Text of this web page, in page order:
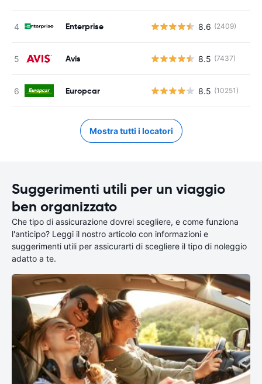
Enterprise 8.6 (2409)
Avis 8.5 (7437)
Europcar 8.5 (10251)
Mostra tutti i locatori
Suggerimenti utili per un viaggio
ben organizzato
Che tipo di assicurazione dovrei scegliere, e come funziona
l'anticipo? Leggi il nostro articolo con informazioni e
suggerimenti utili per assicurarti di scegliere il tipo di noleggio
adatto a te.